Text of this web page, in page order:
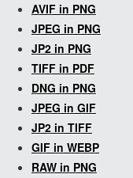
AVIF in PNG
JPEG in PNG
JP2 in PNG
TIFF in PDF
DNG in PNG
JPEG in GIF
JP2 in TIFF
GIF in WEBP
RAW in PNG